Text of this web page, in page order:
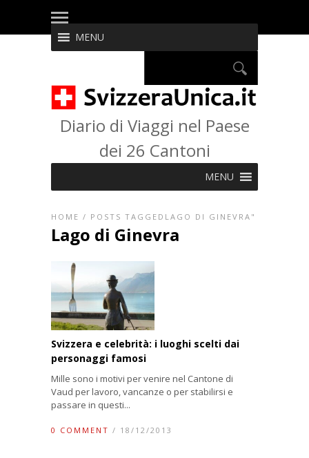
MENU
Diario di Viaggi nel Paese
dei 26 Cantoni
MENU
HOME / POSTS TAGGEDLAGO DI GINEVRA"
Lago di Ginevra
Svizzera e celebrità: i luoghi scelti dai
personaggi famosi
Mille sono i motivi per venire nel Cantone di
Vaud per lavoro, vancanze o per stabilirsi e
passare in questi...
0 COMMENT / 18/12/2013